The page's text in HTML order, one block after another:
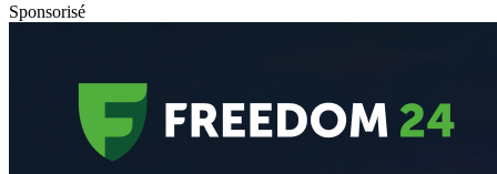
Sponsorisé